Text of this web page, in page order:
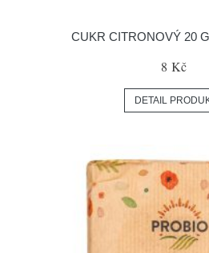
CUKR CITRONOVÝ 20
8 Kč
DETAIL